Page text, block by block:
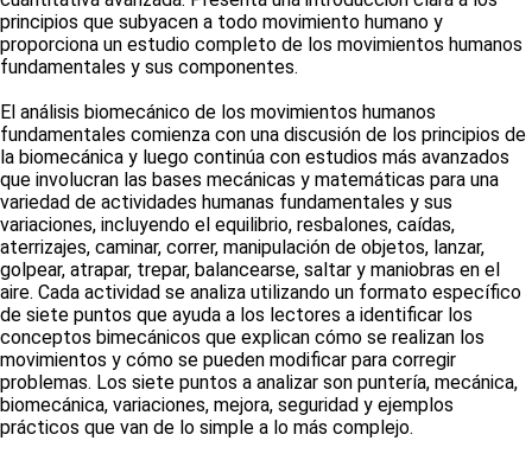
principios que subyacen a todo movimiento humano y
proporciona un estudio completo de los movimientos humanos
fundamentales y sus componentes.
El análisis biomecánico de los movimientos humanos
fundamentales comienza con una discusión de los principios de
la biomecánica y luego continúa con estudios más avanzados
que involucran las bases mecánicas y matemáticas para una
variedad de actividades humanas fundamentales y sus
variaciones, incluyendo el equilibrio, resbalones, caídas,
aterrizajes, caminar, correr, manipulación de objetos, lanzar,
golpear, atrapar, trepar, balancearse, saltar y maniobras en el
aire. Cada actividad se analiza utilizando un formato específico
de siete puntos que ayuda a los lectores a identificar los
conceptos bimecánicos que explican cómo se realizan los
movimientos y cómo se pueden modificar para corregir
problemas. Los siete puntos a analizar son puntería, mecánica,
biomecánica, variaciones, mejora, seguridad y ejemplos
prácticos que van de lo simple a lo más complejo.